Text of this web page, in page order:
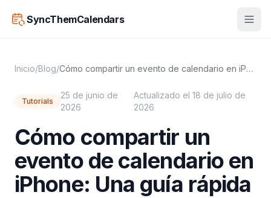
SyncThemCalendars
Inicio/Blog/ Cómo compartir un evento de calendario en iPhone: Una guía rápida
Tutorials
25 de junio de
2026
Actualizado el 18 de julio de
2026
Cómo compartir un
evento de calendario en
iPhone: Una guía rápida